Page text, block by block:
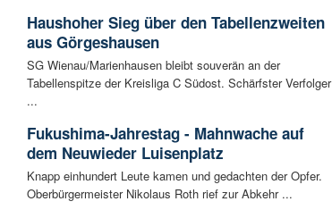
Haushoher Sieg über den Tabellenzweiten
aus Görgeshausen
SG Wienau/Marienhausen bleibt souverän an der
Tabellenspitze der Kreisliga C Südost. Schärfster Verfolger
...
Fukushima-Jahrestag - Mahnwache auf
dem Neuwieder Luisenplatz
Knapp einhundert Leute kamen und gedachten der Opfer.
Oberbürgermeister Nikolaus Roth rief zur Abkehr ...